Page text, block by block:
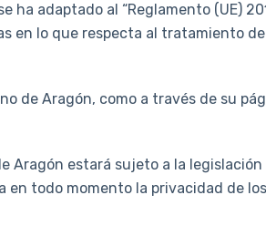
ha adaptado al “Reglamento (UE)
en lo que respecta al tratamiento
de Aragón, como a través de su
Aragón estará sujeto a la
en todo momento la privacidad de